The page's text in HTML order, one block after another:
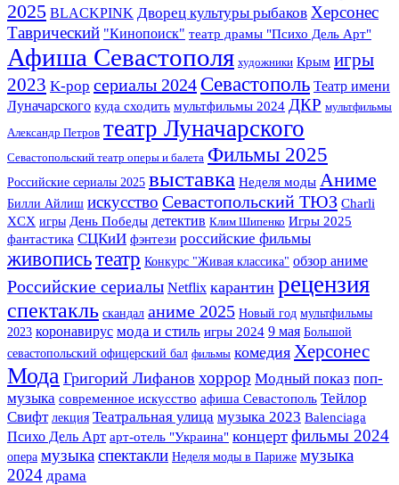
2025 BLACKPINK Дворец культуры рыбаков Херсонес
Таврический "Кинопоиск" театр драмы "Психо Дель Арт"
Афиша Севастополя художники Крым игры
2023 K-pop сериалы 2024 Севастополь Театр имени
Луначарского куда сходить мультфильмы 2024 ДКР мультфильмы
Александр Петров театр Луначарского
Севастопольский театр оперы и балета Фильмы 2025
Российские сериалы 2025 выставка Неделя моды Аниме
Билли Айлиш искусство Севастопольский ТЮЗ Charli
XCX игры День Победы детектив Клим Шипенко Игры 2025
фантастика СЦКиИ фэнтези российские фильмы
живописьтеатр Конкурс "Живая классика" обзор аниме
Российские сериалы Netflix карантин рецензия
спектакль скандал аниме 2025 Новый год мультфильмы
2023 коронавирус мода и стиль игры 2024 9 мая Большой
севастопольский офицерский бал фильмы комедия Херсонес
Мода Григорий Лифанов хоррор Модный показ поп-
музыка современное искусство афиша Севастополь Тейлор
Свифт лекция Театральная улица музыка 2023 Balenciaga
Психо Дель Арт арт-отель "Украина" концерт фильмы 2024
опера музыкаспектакли Неделя моды в Париже музыка
2024 драма